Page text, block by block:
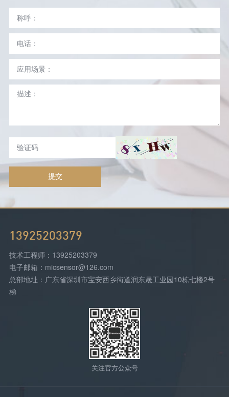
提交
13925203379
技术工程师：13925203379
电子邮箱：micsensor@126.com
总部地址：广东省深圳市宝安西乡街道润东晟工业园10栋七楼2号
梯
关注官方公众号